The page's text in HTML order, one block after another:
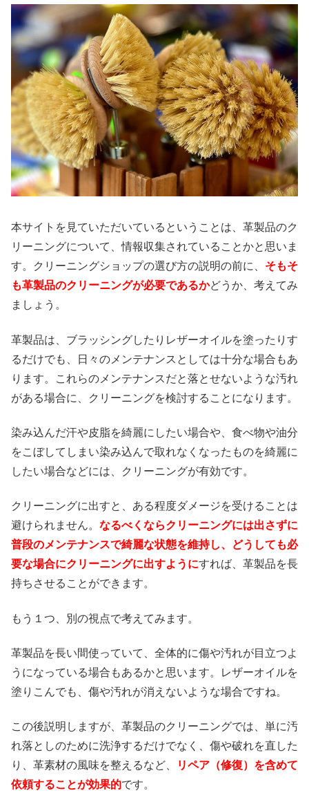
本サイトを見ていただいているということは、革製品のク
リーニングについて、情報収集されていることかと思いま
す。クリーニングショップの選び方の説明の前に、 そもそ
も革製品のクリーニングが必要であるかどうか、考えてみ
ましょう。
革製品は、ブラッシングしたりレザーオイルを塗ったりす
るだけでも、日々のメンテナンスとしては十分な場合もあ
ります。これらのメンテナンスだと落とせないような汚れ
がある場合に、クリーニングを検討することになります。
染み込んだ汗や皮脂を綺麗にしたい場合や、食べ物や油分
をこぼしてしまい染み込んで取れなくなったものを綺麗に
したい場合などには、クリーニングが有効です。
クリーニングに出すと、ある程度ダメージを受けることは
避けられません。 なるべくならクリーニングには出さずに
普段のメンテナンスで綺麗な状態を維持し、どうしても必
要な場合にクリーニングに出すようにすれば、革製品を長
持ちさせることができます。
もう１つ、別の視点で考えてみます。
革製品を長い間使っていて、全体的に傷や汚れが目立つよ
うになっている場合もあるかと思います。レザーオイルを
塗りこんでも、傷や汚れが消えないような場合ですね。
この後説明しますが、革製品のクリーニングでは、単に汚
れ落としのために洗浄するだけでなく、傷や破れを直した
り、革素材の風味を整えるなど、
リペア（修復）を含めて
依頼することが効果的です。